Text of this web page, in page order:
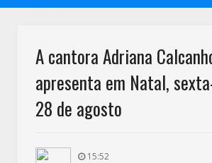
A cantora Adriana
apresenta em Natal,
28 de agosto
15:52